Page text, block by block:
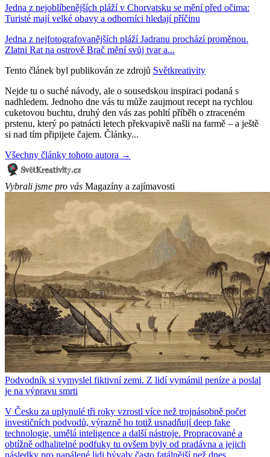
Jedna z nejoblíbenějších pláží v Chorvatsku se mění před očima:
Turisté mají velké obavy a odborníci hledají příčinu
Jedna z nejfotografovanějších pláží Jadranu prochází proměnou.
Zlatni Rat na ostrově Brač mění svůj tvar a...
Tento článek byl publikován ze zdrojů Světkreativity
Nejde tu o suché návody, ale o sousedskou inspiraci podaná s
nadhledem. Jednoho dne vás tu může zaujmout recept na rychlou
cuketovou buchtu, druhý den vás zas pohltí příběh o ztraceném
prstenu, který po patnácti letech překvapivě našli na farmě – a ještě
si nad tím připijete čajem. Články...
Všechny články tohoto autora →
Vybrali jsme pro vás Magazíny a zajímavosti
Podvodník si vymyslel fiktivní zemi. Z lidí vymámil peníze a poslal
je na výpravu smrti
V Česku za uplynulé tři roky vzrostl více než trojnásobně počet
investičních podvodů, výrazně ho totiž usnadňují deep fake
technologie, umělá inteligence a další nástroje. Propracované a
obtížně odhalitelné podfuky tu ovšem byly od pradávna a jejich
následky pro napálené lidi bývaly často fatálnější než dnes.